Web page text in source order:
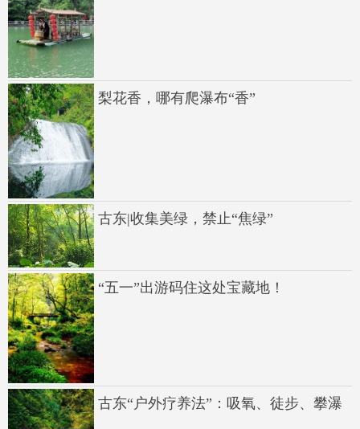
梨花香，哪有爬瀑布“香”
古东|收集美绿，禁止“焦绿”
“五一”出游码住这处宝藏地！
古东“户外疗养法”：吸氧、徒步、攀瀑